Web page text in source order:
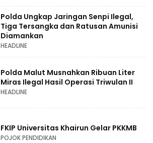
Polda Ungkap Jaringan Senpi Ilegal,
Tiga Tersangka dan Ratusan Amunisi
Diamankan
HEADLINE
Polda Malut Musnahkan Ribuan Liter
Miras Ilegal Hasil Operasi Triwulan II
HEADLINE
FKIP Universitas Khairun Gelar PKKMB
POJOK PENDIDIKAN